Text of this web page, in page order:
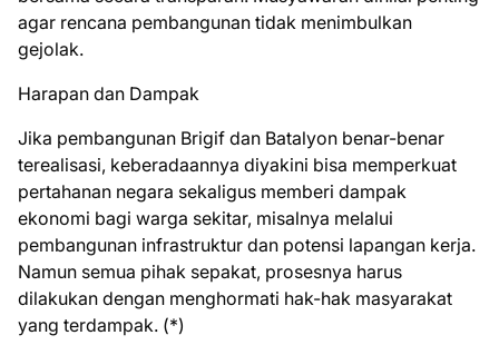
agar rencana pembangunan tidak menimbulkan
gejolak.
Harapan dan Dampak
Jika pembangunan Brigif dan Batalyon benar-benar
terealisasi, keberadaannya diyakini bisa memperkuat
pertahanan negara sekaligus memberi dampak
ekonomi bagi warga sekitar, misalnya melalui
pembangunan infrastruktur dan potensi lapangan kerja.
Namun semua pihak sepakat, prosesnya harus
dilakukan dengan menghormati hak-hak masyarakat
yang terdampak. (*)